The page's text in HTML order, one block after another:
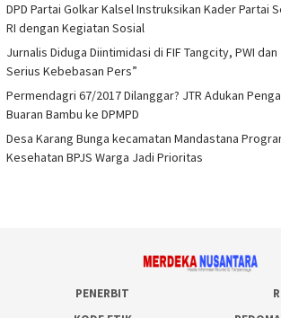
DPD Partai Golkar Kalsel Instruksikan Kader Partai
RI dengan Kegiatan Sosial
Jurnalis Diduga Diintimidasi di FIF Tangcity, PWI dan
Serius Kebebasan Pers”
Permendagri 67/2017 Dilanggar? JTR Adukan
Buaran Bambu ke DPMPD
Desa Karang Bunga kecamatan Mandastana
Kesehatan BPJS Warga Jadi Prioritas
PENERBIT